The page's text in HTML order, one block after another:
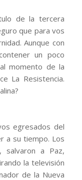
de la tercera
que para vos
Aunque con
un poco
momento de la
La Resistencia.
egresados del
a su tiempo. Los
salvaron a Paz,
la televisión
de la Nueva